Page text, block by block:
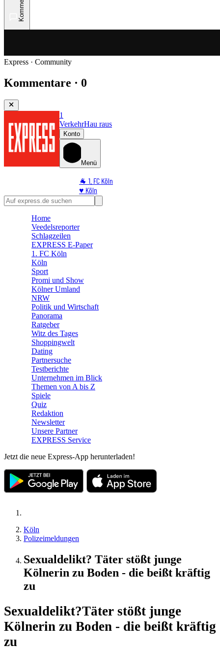
Express · Community
Kommentare · 0
1
VerkehrHau raus
Konto
Menü
🐐 1. FC Köln
♥️ Köln
⭐ Promi
🛒 Shoppingwelt
Home
Veedelsreporter
Schlagzeilen
EXPRESS E-Paper
1. FC Köln
Köln
Sport
Promi und Show
Kölner Umland
NRW
Politik und Wirtschaft
Panorama
Ratgeber
Witz des Tages
Shoppingwelt
Dating
Partnersuche
Testberichte
Unternehmen im Blick
Themen von A bis Z
Spiele
Quiz
Redaktion
Newsletter
Unsere Partner
EXPRESS Service
Jetzt die neue Express-App herunterladen!
Köln
Polizeimeldungen
Sexualdelikt? Täter stößt junge
Kölnerin zu Boden - die beißt kräftig
zu
Sexualdelikt?Täter stößt junge
Kölnerin zu Boden - die beißt kräftig
zu